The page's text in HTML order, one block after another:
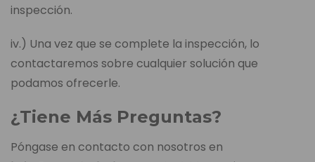
inspección.
iv.) Una vez que se complete la inspección, lo
contactaremos sobre cualquier solución que
podamos ofrecerle.
¿Tiene Más Preguntas?
Póngase en contacto con nosotros en